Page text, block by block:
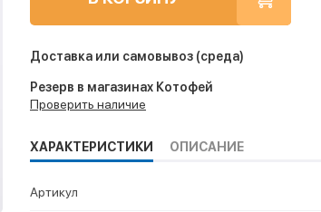
Доставка или самовывоз (среда)
Резерв в магазинах Котофей
Проверить наличие
ХАРАКТЕРИСТИКИ ОПИСАНИЕ
Артикул